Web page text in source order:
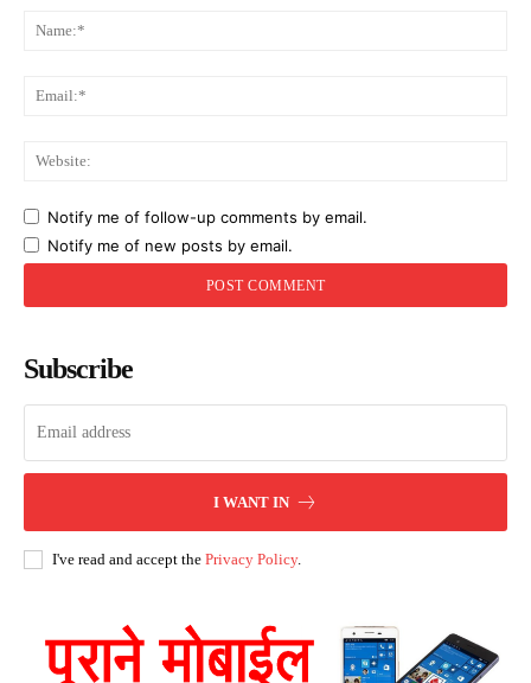
Notify me of follow-up comments by email.
Notify me of new posts by email.
Subscribe
I WANT IN
I've read and accept the Privacy Policy.